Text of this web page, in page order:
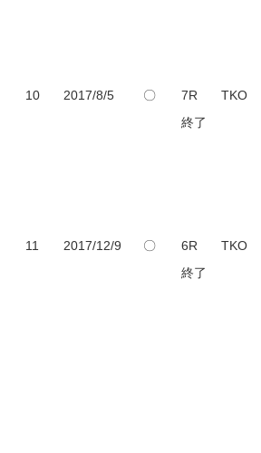
10 2017/8/5 〇
7R
終了
TKO
11 2017/12/9 〇
6R
終了
TKO